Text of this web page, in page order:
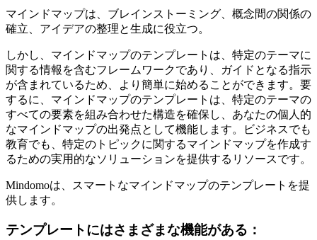
マインドマップは、ブレインストーミング、概念間の関係の
確立、アイデアの整理と生成に役立つ。
しかし、マインドマップのテンプレートは、特定のテーマに
関する情報を含むフレームワークであり、ガイドとなる指示
が含まれているため、より簡単に始めることができます。要
するに、マインドマップのテンプレートは、特定のテーマの
すべての要素を組み合わせた構造を確保し、あなたの個人的
なマインドマップの出発点として機能します。ビジネスでも
教育でも、特定のトピックに関するマインドマップを作成す
るための実用的なソリューションを提供するリソースです。
Mindomoは、スマートなマインドマップのテンプレートを提
供します。
テンプレートにはさまざまな機能がある：